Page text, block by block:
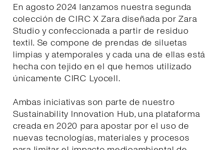
En agosto 2024 lanzamos nuestra segunda
colección de CIRC X Zara diseñada por Zara
Studio y confeccionada a partir de residuo
textil. Se compone de prendas de siluetas
limpias y atemporales y cada una de ellas está
hecha con tejido en el que hemos utilizado
únicamente CIRC Lyocell.
Ambas iniciativas son parte de nuestro
Sustainability Innovation Hub, una plataforma
creada en 2020 para apostar por el uso de
nuevas tecnologías, materiales y procesos